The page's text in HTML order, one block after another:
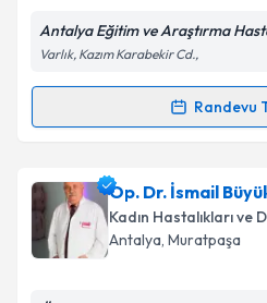
Kişisel verilerimin
Metni'ni okudum ve
kapsamda işlenmesini
Antalya Eğitim ve Araştırma
Varlık, Kazım Karabekir Cd.,
Randevu
Randevu Takvimi
Dr. Öğr. Üyesi Metin Kaba
talebi oluşturun. Size bu
için bir takvim
bilgilendireceğiz.
Op. Dr. İsmail
Kadın Hastalıkları ve
Antalya, Muratpaşa